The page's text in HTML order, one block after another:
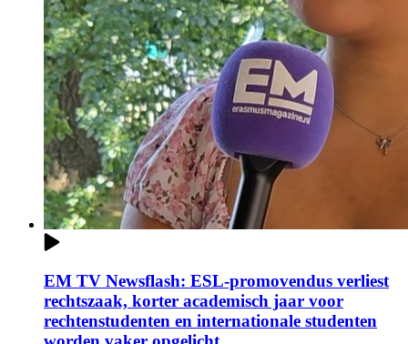
EM TV Newsflash: ESL-promovendus verliest
rechtszaak, korter academisch jaar voor
rechtenstudenten en internationale studenten